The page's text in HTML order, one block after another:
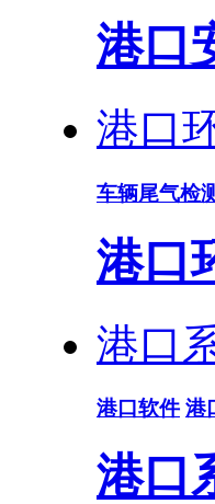
港口
港口
车辆尾气检
港口
港口
港口软件 港
港口